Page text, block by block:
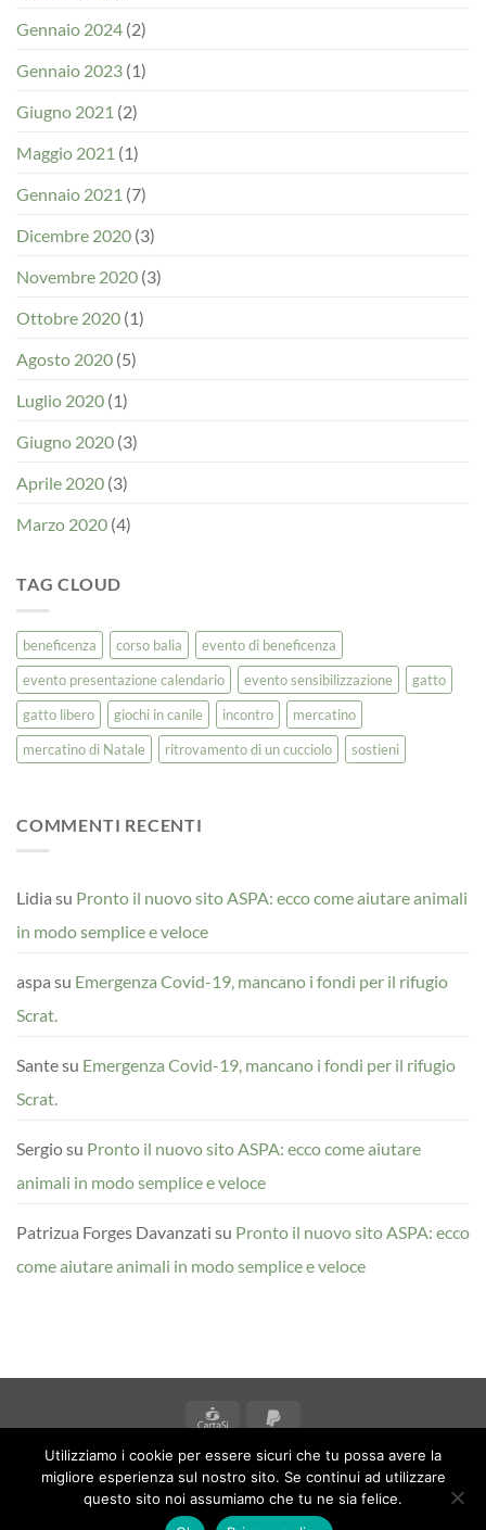
Gennaio 2024 (2)
Gennaio 2023 (1)
Giugno 2021 (2)
Maggio 2021 (1)
Gennaio 2021 (7)
Dicembre 2020 (3)
Novembre 2020 (3)
Ottobre 2020 (1)
Agosto 2020 (5)
Luglio 2020 (1)
Giugno 2020 (3)
Aprile 2020 (3)
Marzo 2020 (4)
TAG CLOUD
beneficenza corso balia
evento di beneficenza
evento presentazione calendario
evento sensibilizzazione
gatto
gatto libero
giochi in canile incontro
mercatino
mercatino di Natale
ritrovamento di un cucciolo sostieni
COMMENTI RECENTI
Lidia su Pronto il nuovo sito ASPA: ecco come aiutare animali
in modo semplice e veloce
aspa su Emergenza Covid-19, mancano i fondi per il rifugio
Scrat.
Santesu Emergenza Covid-19, mancano i fondi per il rifugio
Scrat.
Sergiosu Pronto il nuovo sito ASPA: ecco come aiutare
animali in modo semplice e veloce
Patrizua Forges Davanzati su Pronto il nuovo sito ASPA: ecco
come aiutare animali in modo semplice e veloce
CartaSi
BLOG
© 2026Associazione ASPA Anguillara Sabazia Protezione Animali
ONLUS
Utilizziamo i cookie per essere sicuri che tu possa avere la
migliore esperienza sul nostro sito. Se continui ad utilizzare
questo sito noi assumiamo che tu ne sia felice.